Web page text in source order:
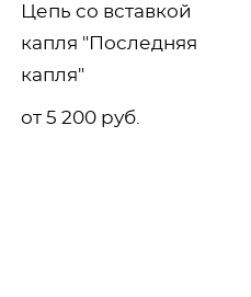
Цепь со вставкой
капля "Последняя
капля"
от 5 200 pуб.